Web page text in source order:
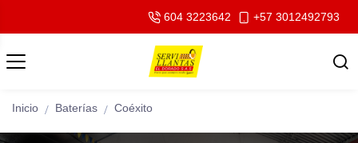
604 3223642 +57 3012492793
Inicio Baterías Coéxito